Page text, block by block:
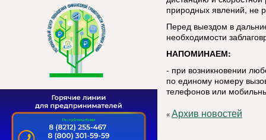
природных явлений, не
Перед выездом в
необходимости
НАПОМИНАЕМ:
- при возникновении
по единому номеру
телефонов или
«Архив новостей